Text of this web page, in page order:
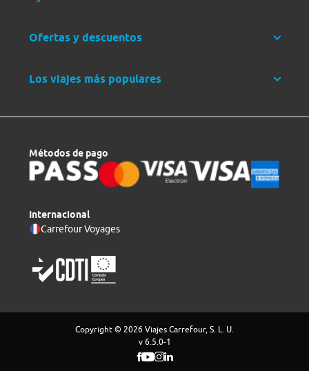
Ofertas y descuentos
Los viajes más populares
Métodos de pago
Internacional
Carrefour Voyages
Copyright © 2026 Viajes Carrefour, S. L. U.
v 6.5.0-1